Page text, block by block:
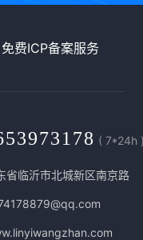
免费ICP备案服务
( 7*24h
省临沂市北城新区南京路